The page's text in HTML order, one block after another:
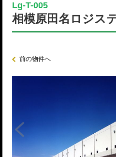
Lg-T-005
相模原田名ロジス
前の物件へ